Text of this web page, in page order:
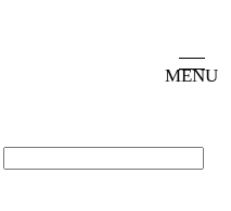
MENU